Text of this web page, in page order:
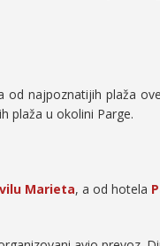
od najpoznatijih plaža
plaža u okolini Parge.
vilu Marieta, a od hotela